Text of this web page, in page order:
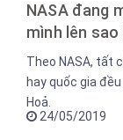
NASA đang
mình lên sao
Theo NASA, tất
hay quốc gia
Hoả.
24/05/2019